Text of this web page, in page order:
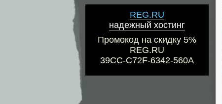
REG.RU
надежный хостинг
Промокод на скидку 5%
REG.RU
39CC-C72F-6342-560A